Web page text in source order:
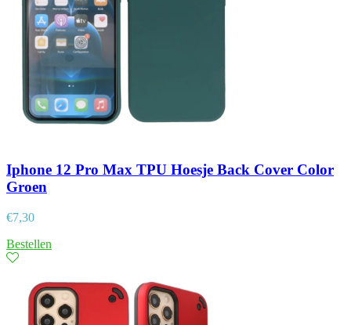
Iphone 12 Pro Max TPU Hoesje Back Cover Color
Groen
€7,30
Bestellen